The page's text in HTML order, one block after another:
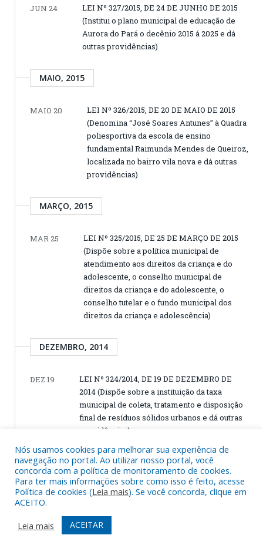
JUN 24
LEI Nº 327/2015, DE 24 DE JUNHO DE 2015
(Institui o plano municipal de educação de
Aurora do Pará o decênio 2015 á 2025 e dá
outras providências)
MAIO, 2015
MAIO 20
LEI Nº 326/2015, DE 20 DE MAIO DE 2015
(Denomina “José Soares Antunes” à Quadra
poliesportiva da escola de ensino
fundamental Raimunda Mendes de Queiroz,
localizada no bairro vila nova e dá outras
providências)
MARÇO, 2015
MAR 25
LEI Nº 325/2015, DE 25 DE MARÇO DE 2015
(Dispõe sobre a política municipal de
atendimento aos direitos da criança e do
adolescente, o conselho municipal de
direitos da criança e do adolescente, o
conselho tutelar e o fundo municipal dos
direitos da criança e adolescência)
DEZEMBRO, 2014
DEZ 19
LEI Nº 324/2014, DE 19 DE DEZEMBRO DE
2014 (Dispõe sobre a instituição da taxa
municipal de coleta, tratamento e disposição
final de resíduos sólidos urbanos e dá outras
providências)
DEZ 19
LEI Nº 323/2014, DE 19 DE DEZEMBRO DE
2014 (Institui o Plano Municipal de Gestão
Integrada de Resíduos Sólidos e implanta a
Política Municipal de Resíduos Sólidos e dá
outras providências)
LEI Nº 322/2014, DE 19 DE DEZEMBRO DE
2014 (LOA 2015 Estima a receita e fixa a
Nós usamos cookies para melhorar sua experiência de
navegação no portal. Ao utilizar nosso portal, você
concorda com a política de monitoramento de cookies.
Para ter mais informações sobre como isso é feito, acesse
Política de cookies (Leia mais). Se você concorda, clique em
ACEITO.
Leia mais
ACEITAR